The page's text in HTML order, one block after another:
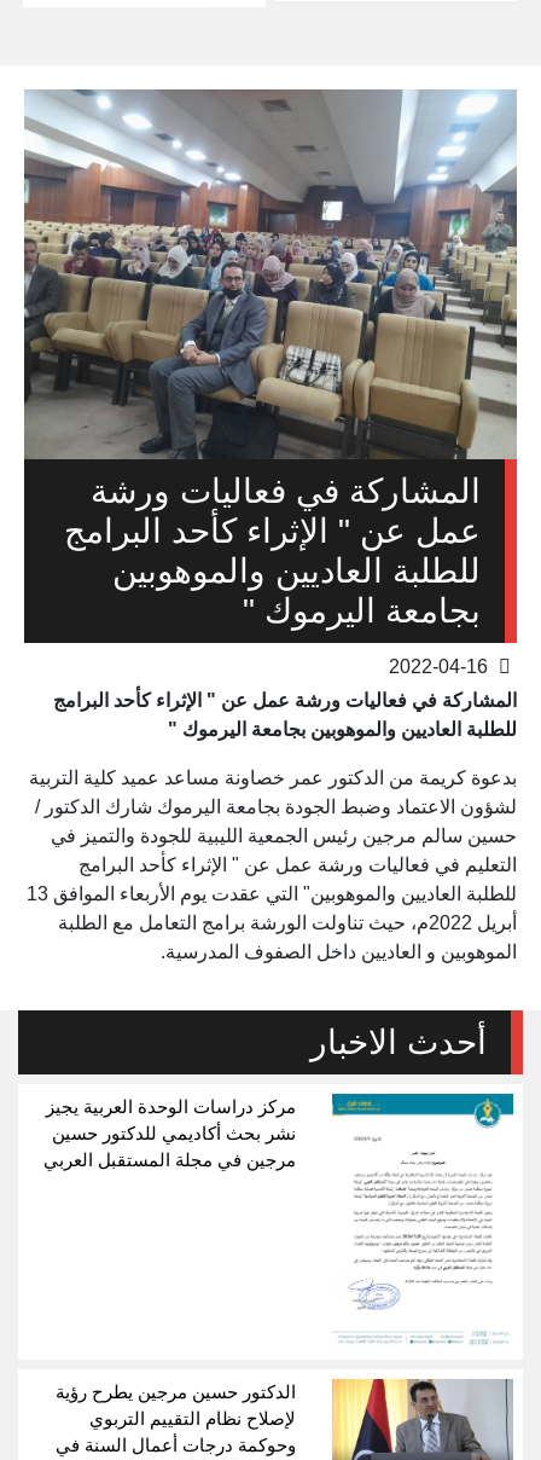
المشاركة في فعاليات ورشة
عمل عن " الإثراء كأحد البرامج
للطلبة العاديين والموهوبين
بجامعة اليرموك "
المشاركة في فعاليات ورشة عمل عن " الإثراء كأحد البرامج
للطلبة العاديين والموهوبين بجامعة اليرموك "
بدعوة كريمة من الدكتور عمر خصاونة مساعد عميد كلية التربية
لشؤون الاعتماد وضبط الجودة بجامعة اليرموك شارك الدكتور /
حسين سالم مرجين رئيس الجمعية الليبية للجودة والتميز في
التعليم في فعاليات ورشة عمل عن " الإثراء كأحد البرامج
للطلبة العاديين والموهوبين" التي عقدت يوم الأربعاء الموافق 13
أبريل 2022م، حيث تناولت الورشة برامج التعامل مع الطلبة
الموهوبين و العاديين داخل الصفوف المدرسية.
أحدث الاخبار
مركز دراسات الوحدة العربية يجيز
نشر بحث أكاديمي للدكتور حسين
مرجين في مجلة المستقبل العربي
الدكتور حسين مرجين يطرح رؤية
لإصلاح نظام التقييم التربوي
وحوكمة درجات أعمال السنة في